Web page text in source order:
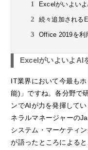
Excelがいよい
続々追加される
Office 2019を利
ExcelがいよいよAI
IT業界において今最も
能)」ですね。各分野で
ンでAIが力を発揮して
ネラルマネージャーの
システム・マーケティ
が語ったところによる